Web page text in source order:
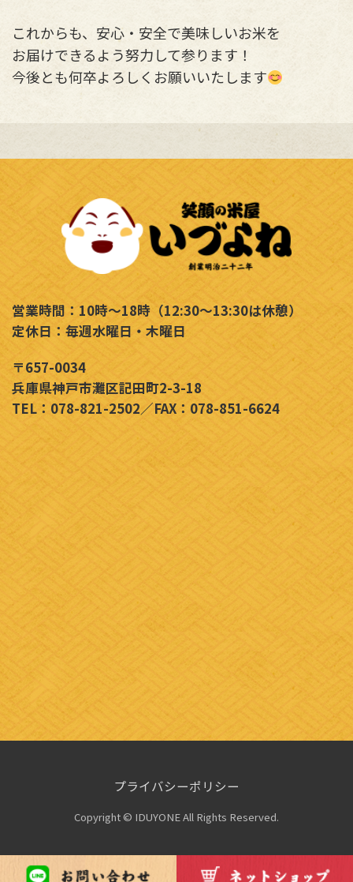
これからも、安心・安全で美味しいお米を
お届けできるよう努力して参ります！
今後とも何卒よろしくお願いいたします
営業時間：10時～18時（12:30～13:30は休憩）
定休日：毎週水曜日・木曜日
〒657-0034
兵庫県神戸市灘区記田町2-3-18
TEL：078-821-2502／FAX：078-851-6624
プライバシーポリシー
Copyright © IDUYONE All Rights Reserved.